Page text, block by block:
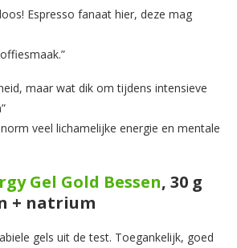
Espresso fanaat hier, deze mag
maar wat dik om tijdens intensieve
veel lichamelijke energie en mentale
Gel Gold Bessen, 30 g
+ natrium
gels uit de test. Toegankelijk, goed